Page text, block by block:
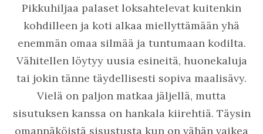
Pikkuhiljaa palaset loksahtelevat kuitenkin
kohdilleen ja koti alkaa miellyttämään yhä
enemmän omaa silmää ja tuntumaan kodilta.
Vähitellen löytyy uusia esineitä, huonekaluja
tai jokin tänne täydellisesti sopiva maalisävy.
Vielä on paljon matkaa jäljellä, mutta
sisutuksen kanssa on hankala kiirehtiä. Täysin
omannäköistä sisustusta kun on vähän vaikea